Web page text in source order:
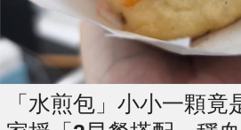
「水煎包」小小一顆竟